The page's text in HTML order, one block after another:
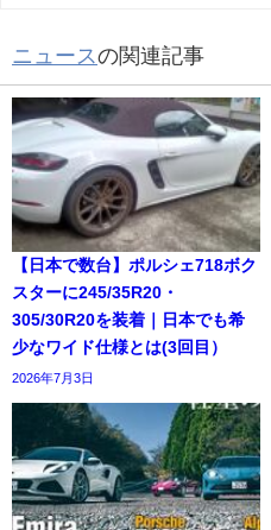
ニュースの関連記事
【日本で数台】ポルシェ718ボク
スターに245/35R20・
305/30R20を装着｜日本でも希
少なワイド仕様とは(3回目）
2026年7月3日